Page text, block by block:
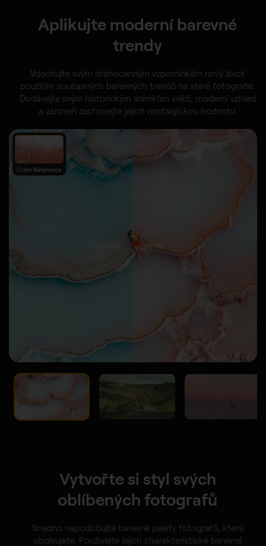
NYNÍ
Aplikujte moderní barevné
trendy
Vdechujte svým drahocenným vzpomínkám nový život
použitím současných barevných trendů na staré fotografie.
Dodávejte svým historickým snímkům svěží, moderní vzhled
a zároveň zachovejte jejich nostalgickou hodnotu.
Vytvořte si styl svých
oblíbených fotografů
Snadno napodobujte barevné palety fotografů, které
obdivujete. Použivejte jejich charakteristické barevné